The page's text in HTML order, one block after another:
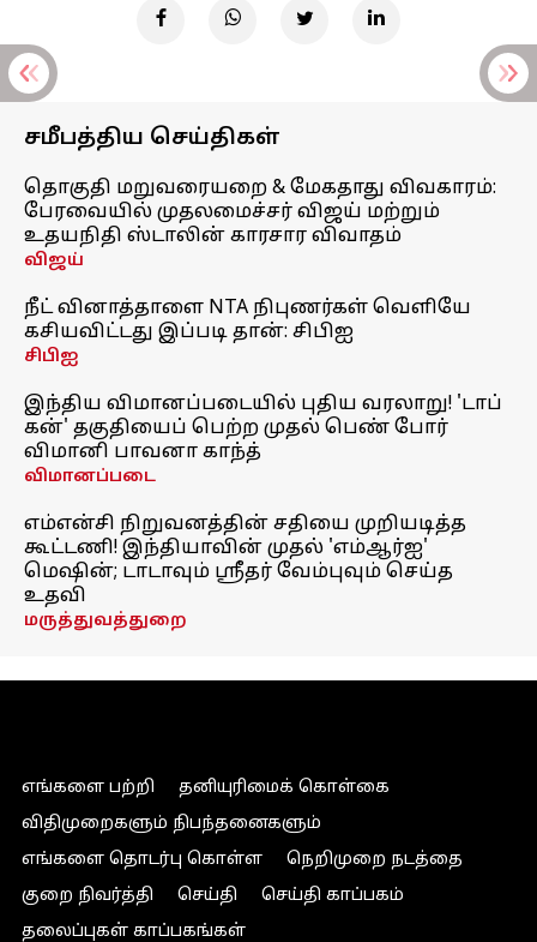
சமீபத்திய செய்திகள்
தொகுதி மறுவரையறை & மேகதாது விவகாரம்:
பேரவையில் முதலமைச்சர் விஜய் மற்றும்
உதயநிதி ஸ்டாலின் காரசார விவாதம்
விஜய்
நீட் வினாத்தாளை NTA நிபுணர்கள் வெளியே
கசியவிட்டது இப்படி தான்: சிபிஐ
சிபிஐ
இந்திய விமானப்படையில் புதிய வரலாறு! 'டாப்
கன்' தகுதியைப் பெற்ற முதல் பெண் போர்
விமானி பாவனா காந்த்
விமானப்படை
எம்என்சி நிறுவனத்தின் சதியை முறியடித்த
கூட்டணி! இந்தியாவின் முதல் 'எம்ஆர்ஐ'
மெஷின்; டாடாவும் ஸ்ரீதர் வேம்புவும் செய்த
உதவி
மருத்துவத்துறை
எங்களை பற்றி
தனியுரிமைக் கொள்கை
விதிமுறைகளும் நிபந்தனைகளும்
எங்களை தொடர்பு கொள்ள
நெறிமுறை நடத்தை
குறை நிவர்த்தி
செய்தி
செய்தி காப்பகம்
தலைப்புகள் காப்பகங்கள்